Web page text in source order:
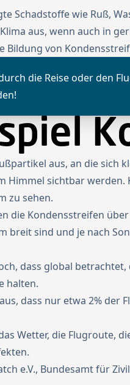
Schadstoffe wie Ruß,
aus, wenn auch in
Bildung von
die Reise oder den
aus, an die sich
Himmel sichtbar
zu sehen.
die Kondensstreifen
breit sind und je nach
dass global
halten.
dass nur etwa 2%
Wetter, die Flugroute,
e.V., Bundesamt für